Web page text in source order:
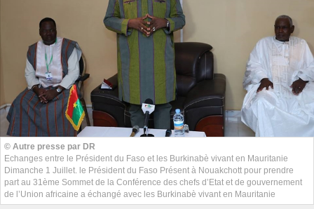
© Autre presse par DR
Echanges entre le Président du Faso et les Burkinabè vivant en Mauritanie
Dimanche 1 Juillet. le Président du Faso Présent à Nouakchott pour prendre
part au 31ème Sommet de la Conférence des chefs d’Etat et de gouvernement
de l’Union africaine a échangé avec les Burkinabè vivant en Mauritanie